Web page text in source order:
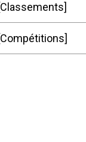
Classements
Compétitions